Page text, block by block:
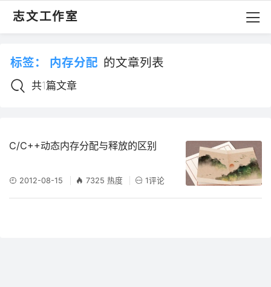
志文工作室
标签： 内存分配 的文章列表
共1篇文章
C/C++动态内存分配与释放的区别
2012-08-15 7325 热度 1评论